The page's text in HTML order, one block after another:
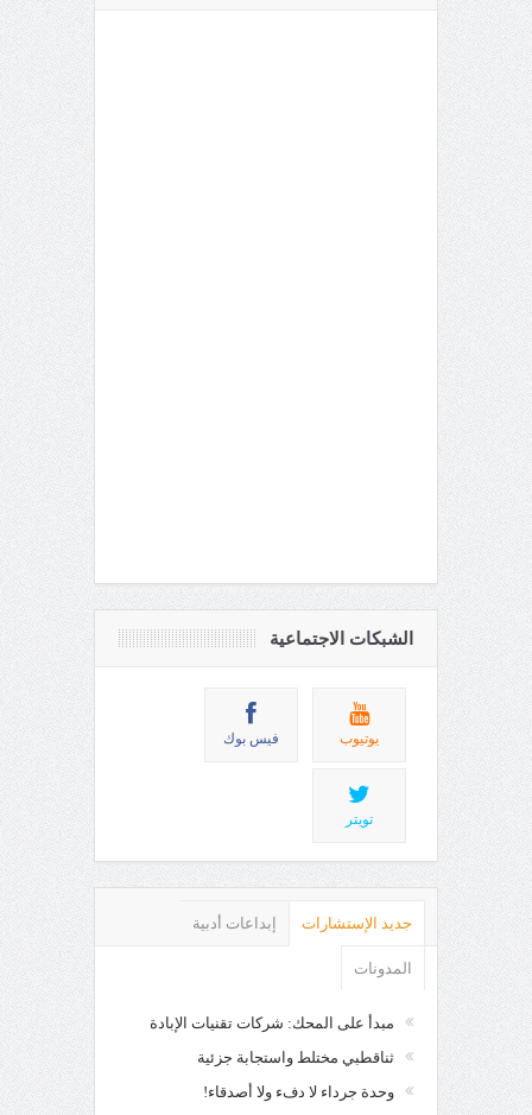
الشبكات الاجتماعية
يوتيوب فيس بوك
تويتر
جديد الإستشارات إبداعات أدبية
المدونات
مبدأ على المحك: شركات تقنيات الإبادة
ثناقطبي مختلط واستجابة جزئية
وحدة جرداء لا دفء ولا أصدقاء!